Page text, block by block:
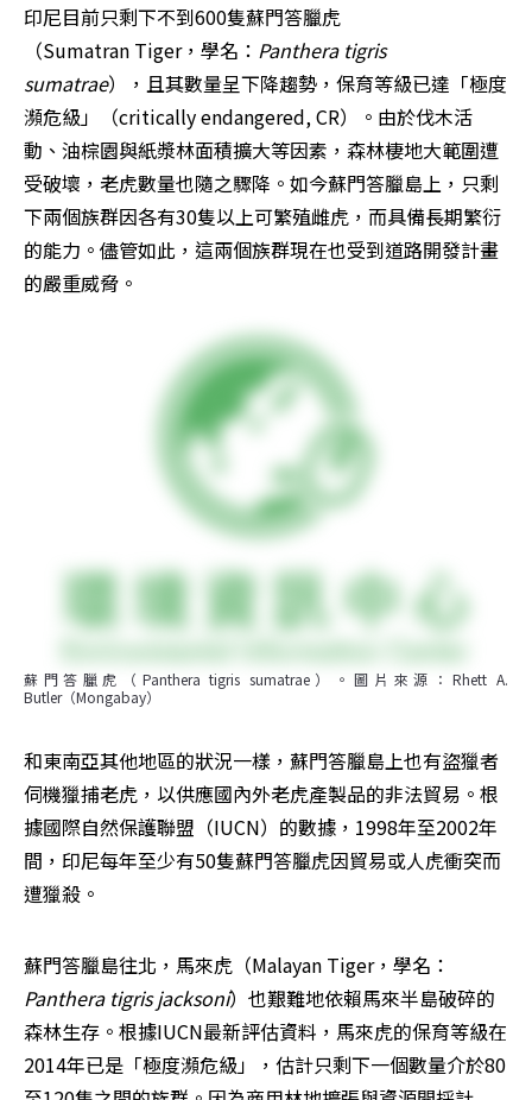
印尼目前只剩下不到600隻蘇門答臘虎
（Sumatran Tiger，學名： Panthera tigris
sumatrae），且其數量呈下降趨勢，保育等級已達「極度
瀕危級」（critically endangered, CR）。由於伐木活
動、油棕園與紙漿林面積擴大等因素，森林棲地大範圍遭
受破壞，老虎數量也隨之驟降。如今蘇門答臘島上，只剩
下兩個族群因各有30隻以上可繁殖雌虎，而具備長期繁衍
的能力。儘管如此，這兩個族群現在也受到道路開發計畫
的嚴重威脅。
蘇門答臘虎（Panthera tigris sumatrae）。圖片來源：Rhett A.
Butler（Mongabay）
和東南亞其他地區的狀況一樣，蘇門答臘島上也有盜獵者
伺機獵捕老虎，以供應國內外老虎產製品的非法貿易。根
據國際自然保護聯盟（IUCN）的數據，1998年至2002年
間，印尼每年至少有50隻蘇門答臘虎因貿易或人虎衝突而
遭獵殺。
蘇門答臘島往北，馬來虎（Malayan Tiger，學名：
Panthera tigris jacksoni）也艱難地依賴馬來半島破碎的
森林生存。根據IUCN最新評估資料，馬來虎的保育等級在
2014年已是「極度瀕危級」，估計只剩下一個數量介於80